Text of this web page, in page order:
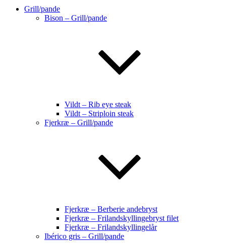
Grill/pande
Bison – Grill/pande
Vildt – Rib eye steak
Vildt – Striploin steak
Fjerkræ – Grill/pande
Fjerkræ – Berberie andebryst
Fjerkræ – Frilandskyllingebryst filet
Fjerkræ – Frilandskyllingelår
Ibérico gris – Grill/pande